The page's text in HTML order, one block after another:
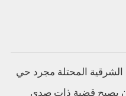
المحتلة مجرد حي
يصبح قضية ذات صدى